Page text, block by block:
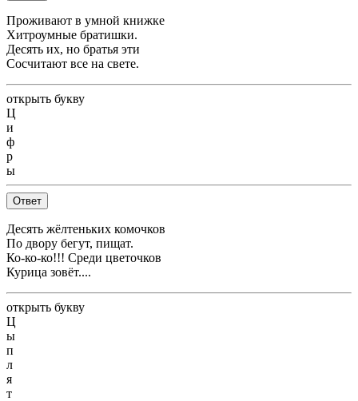
Проживают в умной книжке
Хитроумные братишки.
Десять их, но братья эти
Сосчитают все на свете.
открыть букву
Ц
и
ф
р
ы
Ответ
Десять жёлтеньких комочков
По двору бегут, пищат.
Ко-ко-ко!!! Среди цветочков
Курица зовёт....
открыть букву
Ц
ы
п
л
я
т